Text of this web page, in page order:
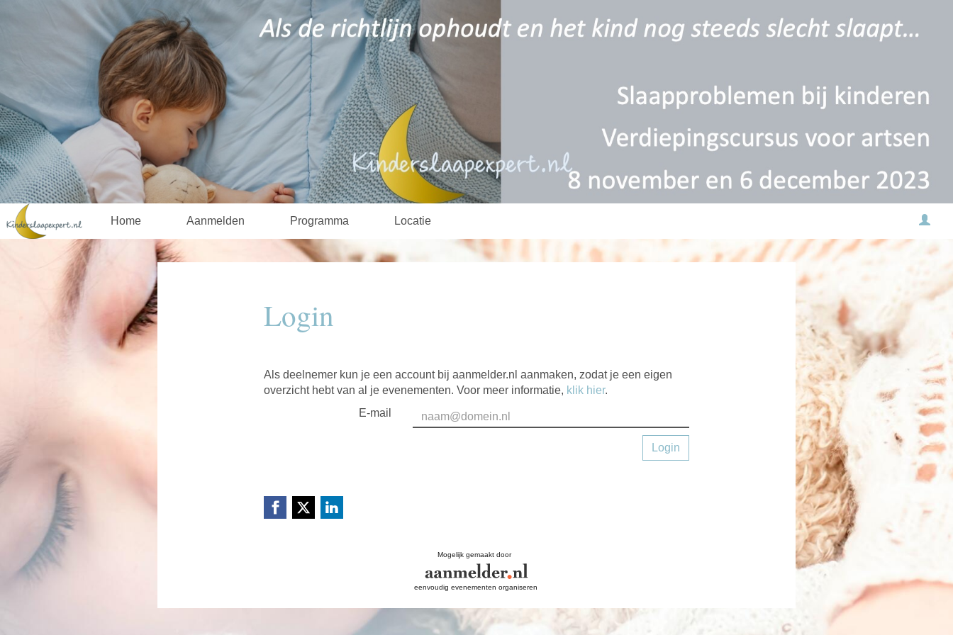
Home Aanmelden Programma Locatie
Login
Als deelnemer kun je een account bij aanmelder.nl aanmaken, zodat je een eigen
overzicht hebt van al je evenementen. Voor meer informatie, klik hier.
E-mail
Login
Mogelijk gemaakt door
eenvoudig evenementen organiseren